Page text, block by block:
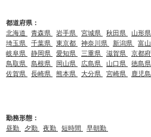
都道府県：
北海道
青森県 岩手県 宮城県 秋田県 山形県
埼玉県
千葉県 東京都 神奈川県 新潟県 富
岐阜県
静岡県 愛知県 三重県 滋賀県 京都府
鳥取県
島根県 岡山県 広島県 山口県 徳島県
佐賀県
長崎県 熊本県 大分県 宮崎県 鹿児
勤務形態：
昼勤
夕勤 夜勤 短時間 早朝勤